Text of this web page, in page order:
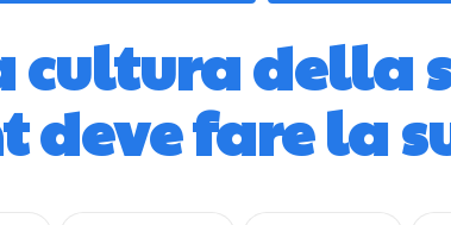
cultura della
deve fare la